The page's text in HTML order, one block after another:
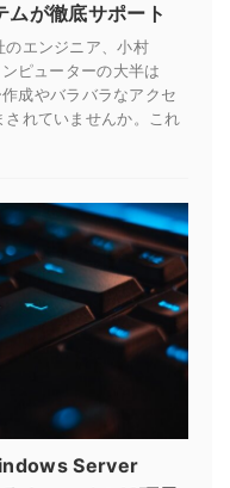
ムが徹底サポート
エンジニア、小村
ピューターの大半は
成やバラバラなアクセ
されていませんか。これ
Server